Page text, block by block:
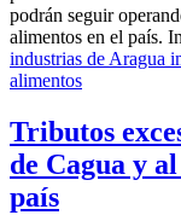
podrán seguir
alimentos en el país.
industrias de Aragua
alimentos
Tributos
de Cagua y
país